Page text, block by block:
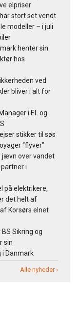
elpriser
stort set vendt
modeller – i juli
henter sin
hos
ved
bliver i alt for
i EL og
stikker til søs
“flyver”
over vandet
i
på elektrikere,
det helt af
Korsørs elnet
Sikring og
sin
Danmark
Alle nyheder ›